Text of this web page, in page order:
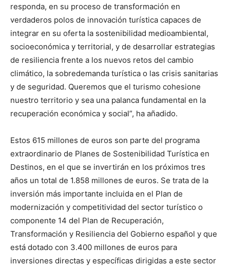
responda, en su proceso de transformación en
verdaderos polos de innovación turística capaces de
integrar en su oferta la sostenibilidad medioambiental,
socioeconómica y territorial, y de desarrollar estrategias
de resiliencia frente a los nuevos retos del cambio
climático, la sobredemanda turística o las crisis sanitarias
y de seguridad. Queremos que el turismo cohesione
nuestro territorio y sea una palanca fundamental en la
recuperación económica y social”, ha añadido.
Estos 615 millones de euros son parte del programa
extraordinario de Planes de Sostenibilidad Turística en
Destinos, en el que se invertirán en los próximos tres
años un total de 1.858 millones de euros. Se trata de la
inversión más importante incluida en el Plan de
modernización y competitividad del sector turístico o
componente 14 del Plan de Recuperación,
Transformación y Resiliencia del Gobierno español y que
está dotado con 3.400 millones de euros para
inversiones directas y específicas dirigidas a este sector